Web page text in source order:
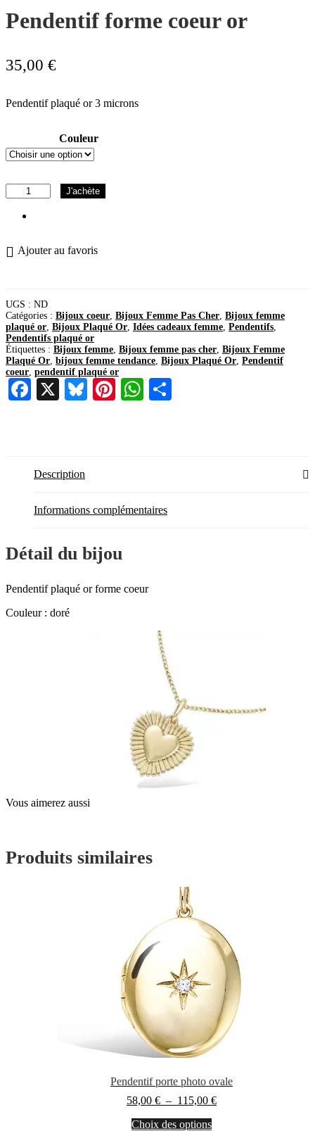
Pendentif forme coeur or
35,00 €
Pendentif plaqué or 3 microns
Couleur
quantité
de
Pendentif
or
J'achète
Ajouter au favoris
UGS : ND
Catégories : Bijoux coeur Bijoux Femme Pas Cher Bijoux femme
plaqué or Bijoux Plaqué Or Idées cadeaux femme Pendentifs
Pendentifs plaqué or
Étiquettes : Bijoux femme Bijoux femme pas cher Bijoux Femme
Plaqué Or bijoux femme tendance Bijoux Plaqué Or Pendentif
coeur pendentif plaqué or
Facebook
X Bluesky
PinterestWhatsApp
Description
Informations complémentaires
Détail du bijou
Pendentif plaqué or forme coeur
Couleur : doré
Vous aimerez aussi
Produits similaires
Pendentif porte photo ovale
58,00 € – 115,00 €Plage
Choix des optionsCe